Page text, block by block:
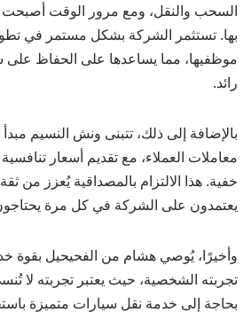
السحب والنقل، ومع مرور الوقت أصبحت
بها. تستثمر الشركة بشكل مستمر في
موظفيها، مما يساعدها على الحفاظ
رائد.
بالإضافة إلى ذلك، تتبنى ونش النسيم
معاملات العملاء، مع تقديم أسعار
خفية. هذا الالتزام بالمصداقية يُعزز من
يعتمدون على الشركة في كل مرة
وأخيرًا، يُوصي هشام من الفحيحيل بقوة
تجربته الشخصية، حيث يعتبر تجربته
بحاجة إلى خدمة نقل سيارات متميزة